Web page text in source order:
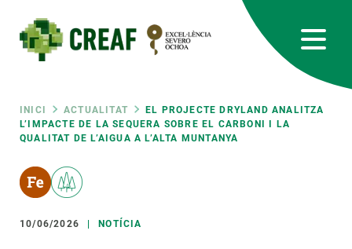
contingut
Fil
d'ariadna
INICI ACTUALITAT
EL PROJECTE DRYLAND ANALITZA
L’IMPACTE DE LA SEQUERA SOBRE EL CARBONI I LA
QUALITAT DE L’AIGUA A L’ALTA MUNTANYA
10/06/2026 NOTÍCIA
RRSS
Featured
responsive